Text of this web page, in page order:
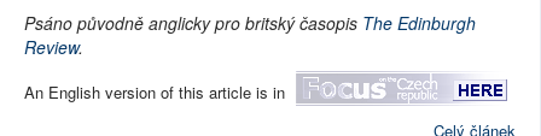
Psáno původně anglicky pro britský časopis The Edinburgh
Review.
An English version of this article is in
Celý článek